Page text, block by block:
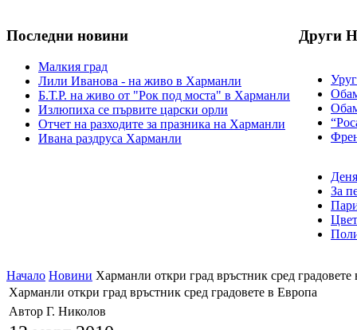
Последни новини
Малкия град
Лили Иванова - на живо в Харманли
Б.Т.Р. на живо от "Рок под моста" в Харманли
Излюпиха се първите царски орли
Отчет на разходите за празника на Харманли
Ивана раздруса Харманли
Други
За
Начало Новини Харманли откри град връстник сред градовете
Харманли откри град връстник сред градовете в Европа
Автор Г. Николов